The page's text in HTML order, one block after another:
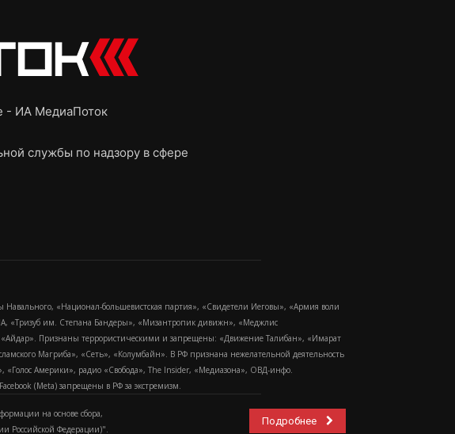
- ИА МедиаПоток
службы по надзору в сфере
«Национал-большевистская партия», «Свидетели Иеговы», «Армия воли
«Тризуб им. Степана Бандеры», «Мизантропик дивижн», «Меджлис
«Айдар». Признаны террористическими и запрещены: «Движение Талибан», «Имарат
Магриба», «Сеть», «Колумбайн». В РФ признана нежелательной деятельность
Америки», радио «Свобода», The Insider, «Медиазона», ОВД-инфо.
(Metа) запрещены в РФ за экстремизм.
на основе сбора,
Российской Федерации)".
Подробнее